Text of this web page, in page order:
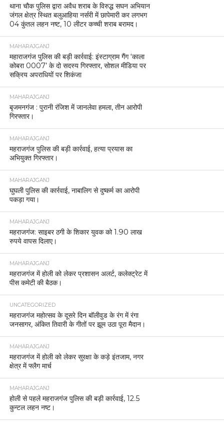
थाना चौक पुलिस द्वारा अवैध शराब के विरुद्ध सघन अभियान
जंगल क्षेत्र स्थित बलुआहिया नर्सरी में छापेमारी कर लगभग
04 कुंतल लहन नष्ट, 10 लीटर कच्ची शराब बरामद।
MAHARAJGANJ
महाराजगंज पुलिस की बड़ी कार्रवाई: इंस्टाग्राम गैंग ‘काला
कोबरा 0007’ के दो सदस्य गिरफ्तार, सोशल मीडिया पर
सक्रिय अपराधियों पर शिकंजा
MAHARAJGANJ
बृजमनगंज : पुरानी रंजिश में जानलेवा हमला, तीन आरोपी
गिरफ्तार।
MAHARAJGANJ
महराजगंज पुलिस की बड़ी कार्रवाई, हत्या प्रयास का
अभियुक्त गिरफ्तार।
MAHARAJGANJ
घुघली पुलिस की कार्रवाई, नाबालिग से दुष्कर्म का आरोपी
पकड़ा गया।
MAHARAJGANJ
महराजगंज: साइबर ठगी के शिकार युवक को 1.90 लाख
रुपये वापस दिलाए।
MAHARAJGANJ
महराजगंज में होली को लेकर प्रशासन अलर्ट, कलेक्ट्रेट में
पीस कमेटी की बैठक।
UNCATEGORIZED
महराजगंज महोत्सव के दूसरे दिन बॉलीवुड के रंग में रंगा
जनसागर, अंकित तिवारी के गीतों पर झूम उठा पूरा मैदान।
MAHARAJGANJ
महराजगंज में होली को लेकर सुरक्षा के कड़े इंतजाम, नगर
क्षेत्र में फ्लैग मार्च
MAHARAJGANJ
होली से पहले महराजगंज पुलिस की बड़ी कार्रवाई, 12.5
कुन्टल लहन नष्ट।